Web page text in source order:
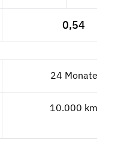
0,54
24 Monate
10.000 km